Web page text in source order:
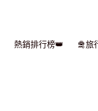
熱銷排行榜👑 🛅旅